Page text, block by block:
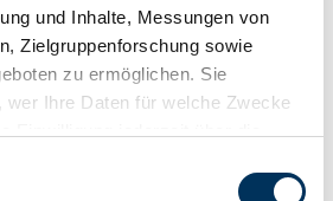
und Inhalte, Messungen von
Zielgruppenforschung sowie
zu ermöglichen. Sie
wer Ihre Daten für welche Zwecke
oder widerrufen